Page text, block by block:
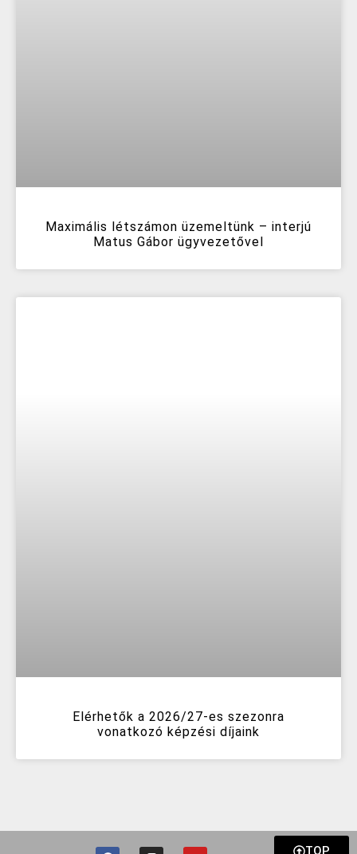
Maximális létszámon üzemeltünk – interjú
Matus Gábor ügyvezetővel
Elérhetők a 2026/27-es szezonra
vonatkozó képzési díjaink
TOP